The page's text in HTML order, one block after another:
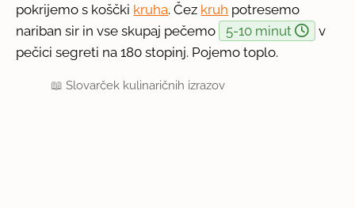
pokrijemo s koščki kruha. Čez kruh potresemo
nariban sir in vse skupaj pečemo
5-10 minut
v
pečici segreti na 180 stopinj. Pojemo toplo.
📖Slovarček kulinaričnih izrazov